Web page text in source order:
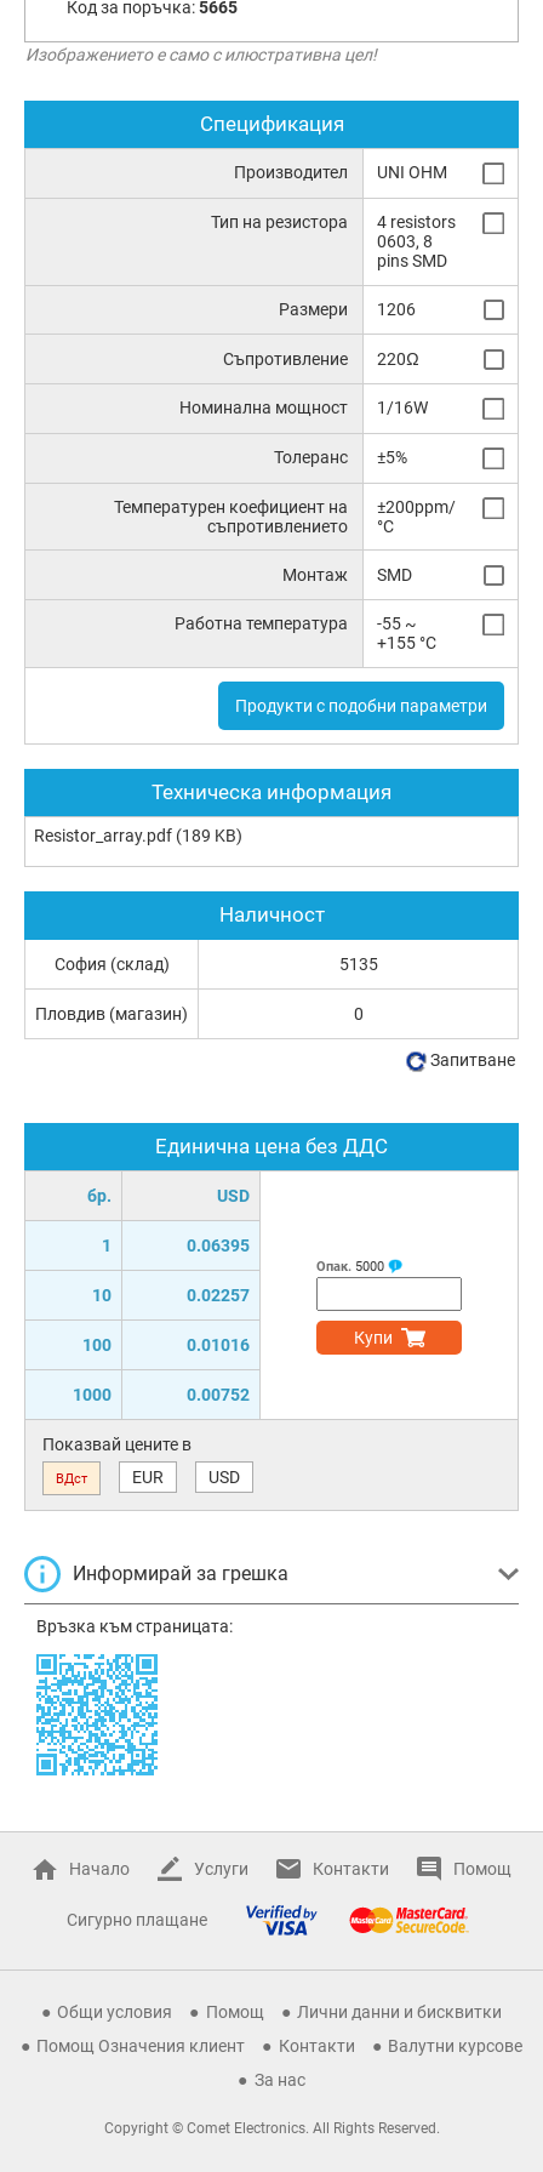
Код за поръчка:5665
Изображението е само с илюстративна цел!
Спецификация
Производител UNI OHM
Тип на резистора
4 resistors
0603, 8
pins SMD
Размери 1206
Съпротивление 220Ω
Номинална мощност 1/16W
Толеранс ±5%
Температурен коефициент на
съпротивлението
±200ppm/
°C
Монтаж SMD
Работна температура
-55 ~
+155 °C
Продукти с подобни параметри
Техническа информация
Resistor_array.pdf (189 KB)
Единична цена без ДДС
бр. USD
1 0.06395
10 0.02257
100 0.01016
1000 0.00752
Опак. 5000
Купи
Показвай цените в
ВДст EUR USD
Информирай за грешка
Връзка към страницата:
Наличност
София (склад) 5135
Пловдив (магазин) 0
Запитване
Начало Услуги Контакти Помощ
Сигурно плащане
Общи условия Помощ
Лични данни и бисквитки
Помощ Означения клиент
Контакти
Валутни курсове
За нас
Copyright © Comet Electronics. All Rights Reserved.